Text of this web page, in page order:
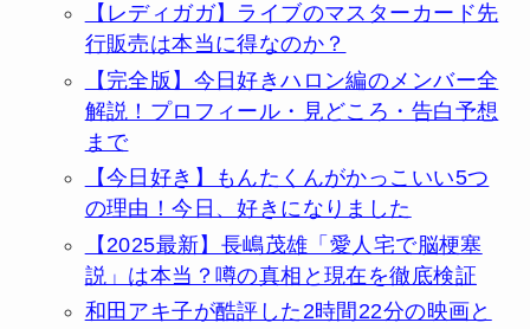
【レディガガ】ライブのマスターカード先
行販売は本当に得なのか？
【完全版】今日好きハロン編のメンバー全
解説！プロフィール・見どころ・告白予想
まで
【今日好き】もんたくんがかっこいい5つ
の理由！今日、好きになりました
【2025最新】長嶋茂雄「愛人宅で脳梗塞
説」は本当？噂の真相と現在を徹底検証
和田アキ子が酷評した2時間22分の映画と